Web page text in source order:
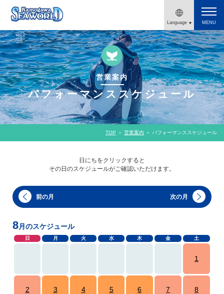
Language
English
繁體字
简体字
한국어
日本語
MENU
鴨川シーワールド
公式チケット販売
営業案内
パフォーマンススケジュール
TOP ＞ 営業案内 ＞ パフォーマンススケジュール
日にちをクリックすると
その日のスケジュールがご確認いただけます。
前の月 次の月
8月のスケジュール
日 月 火 水 木 金 土
1
2 3 4 5 6 7 8